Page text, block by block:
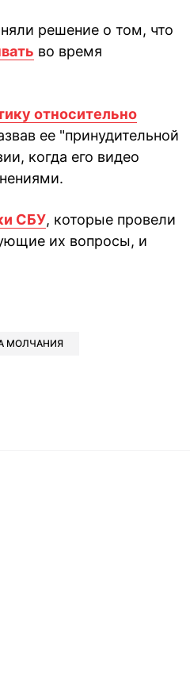
решение о том, что
во время
относительно
ее "принудительной
когда его видео
СБУ, которые провели
их вопросы, и
МОЛЧАНИЯ